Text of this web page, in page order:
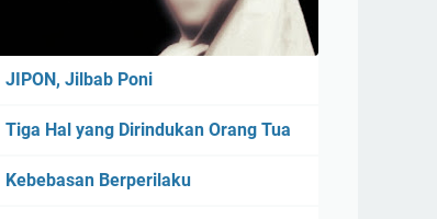
JIPON, Jilbab Poni
Tiga Hal yang Dirindukan Orang Tua
Kebebasan Berperilaku